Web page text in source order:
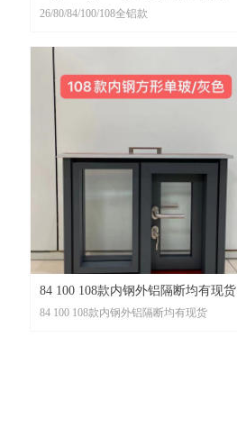
隔断 单玻隔断
26/80/84/100/108全铝款
108款全钢防火隔断
暗藏推拉门
套装门铝材/欢迎咨询！
84 100 108款内钢外铝隔断均有现货
84 100 108款内钢外铝隔断均有现货